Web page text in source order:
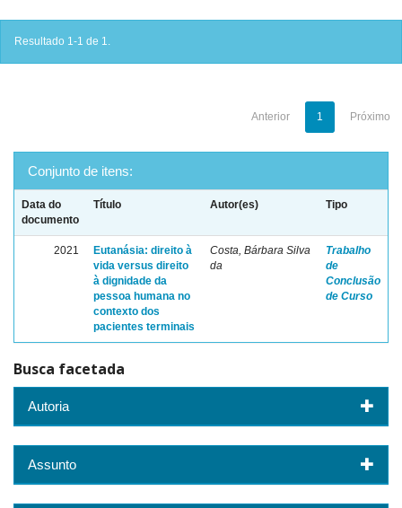
Resultado 1-1 de 1.
Anterior 1 Próximo
Conjunto de itens:
Data do
documento
Título Autor(es) Tipo
2021
Eutanásia: direito à
vida versus direito
à dignidade da
pessoa humana no
contexto dos
pacientes terminais
Costa, Bárbara Silva
da
Trabalho
de
Conclusão
de Curso
Busca facetada
Autoria
Assunto